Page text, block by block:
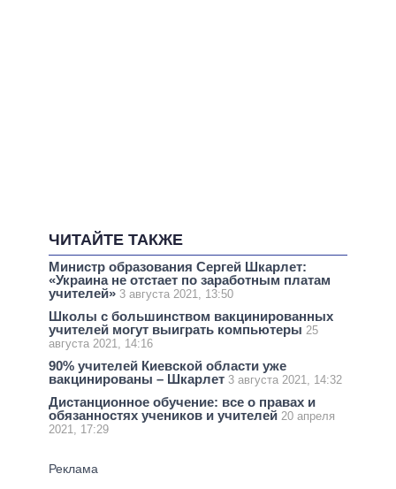
ЧИТАЙТЕ ТАКЖЕ
Министр образования Сергей Шкарлет:
«Украина не отстает по заработным платам
учителей» 3 августа 2021, 13:50
Школы с большинством вакцинированных
учителей могут выиграть компьютеры 25
августа 2021, 14:16
90% учителей Киевской области уже
вакцинированы – Шкарлет 3 августа 2021, 14:32
Дистанционное обучение: все о правах и
обязанностях учеников и учителей 20 апреля
2021, 17:29